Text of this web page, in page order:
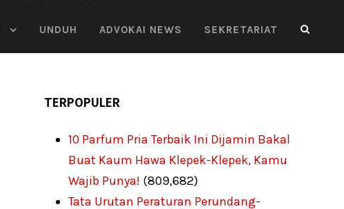
UNDUH ADVOKAI NEWS SEKRETARIAT
TERPOPULER
10 Parfum Pria Terbaik Ini Dijamin Bakal
Buat Kaum Hawa Klepek-Klepek, Kamu
Wajib Punya! (809,682)
Tata Urutan Peraturan Perundang-